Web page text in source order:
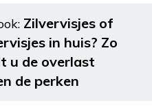
Zilvervisjes of
in huis? Zo
u de overlast
de perken